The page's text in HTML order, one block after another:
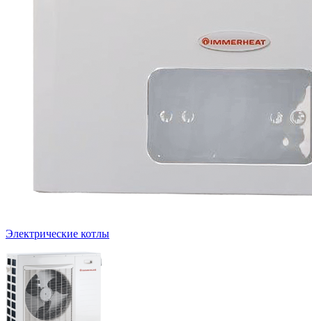
Электрические котлы